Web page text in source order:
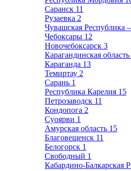
Саранск 11
Рузаевка 2
Чувашская
Чебоксары 12
Новочебоксарск 3
Карагандинская область
Караганда 13
Темиртау 2
Сарань 1
Республика Карелия 15
Петрозаводск 11
Кондопога 2
Суоярви 1
Амурская область 15
Благовещенск 11
Белогорск 1
Свободный 1
Кабардино-Балкарская